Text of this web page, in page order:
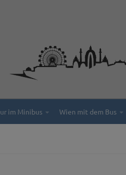
im Minibus Wien mit dem Bus